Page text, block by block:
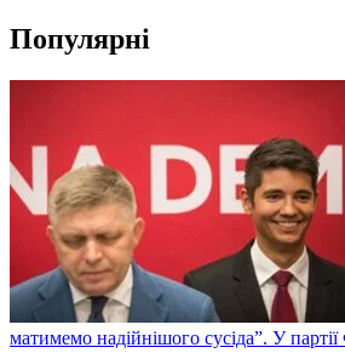
Популярні
матимемо надійнішого сусіда”. У